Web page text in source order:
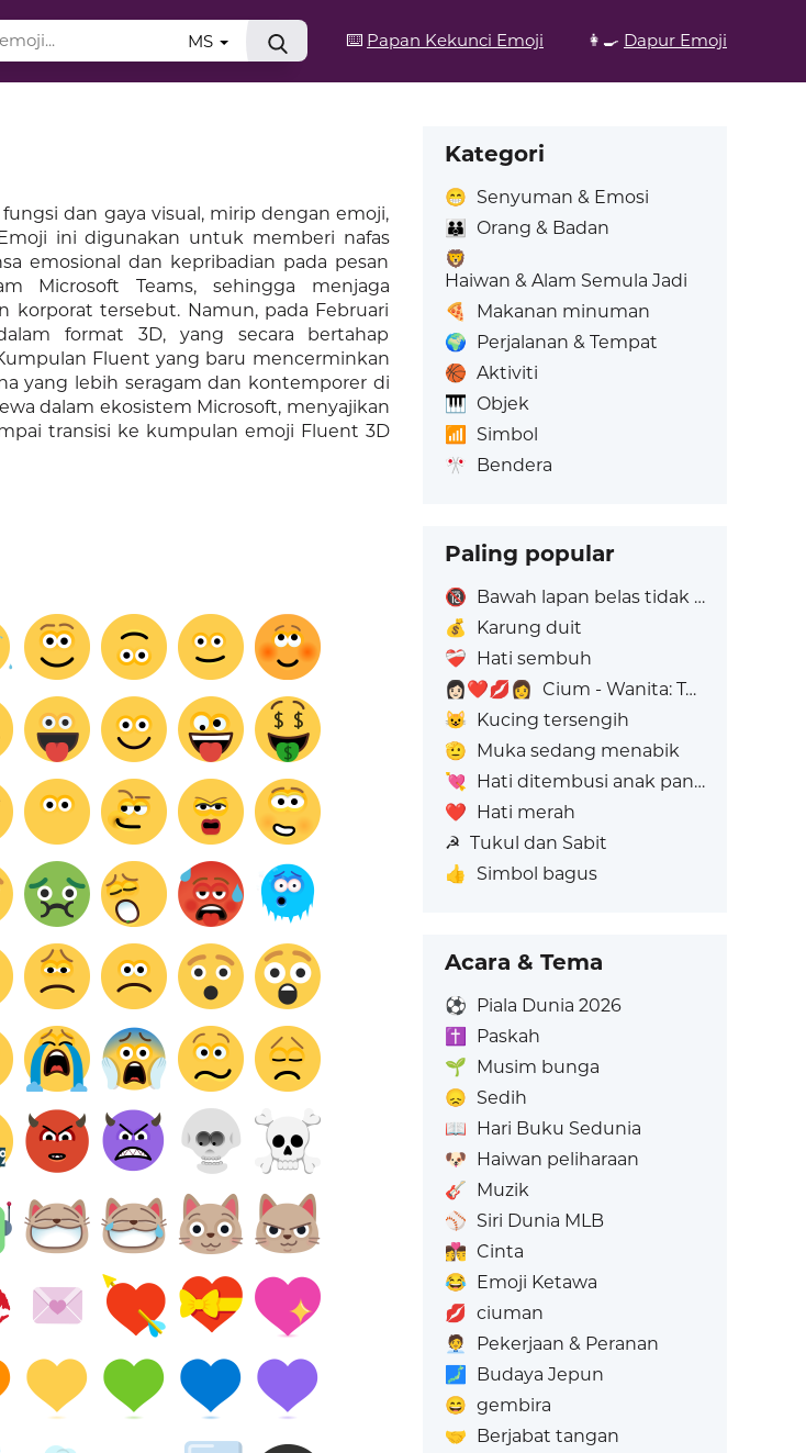
⌨️ Papan Kekunci Emoji 👩‍🍳 Dapur Emoji
MS
dan gaya visual, mirip dengan emoji,
ini digunakan untuk memberi nafas
emosional dan kepribadian pada pesan
Microsoft Teams, sehingga menjaga
korporat tersebut. Namun, pada Februari
format 3D, yang secara bertahap
Fluent yang baru mencerminkan
yang lebih seragam dan kontemporer di
dalam ekosistem Microsoft, menyajikan
transisi ke kumpulan emoji Fluent 3D
Kategori
😁 Senyuman & Emosi
👪
Orang & Badan
🦁
Haiwan & Alam Semula Jadi
🍕
Makanan minuman
🌍 Perjalanan & Tempat
🏀 Aktiviti
🎹 Objek
📶
Simbol
🎌 Bendera
Paling popular
🔞 Bawah lapan belas tidak dibenarkan
💰
Karung duit
❤️‍🩹 Hati sembuh
👩🏻‍❤️‍💋‍👩 Cium - Wanita: Ton Kulit Cerah, Wanita: Tiada Warna Kulit
😺 Kucing tersengih
🫡 Muka sedang menabik
💘 Hati ditembusi anak panah
❤️ Hati merah
☭ Tukul dan Sabit
👍
Simbol bagus
Acara & Tema
⚽ Piala Dunia 2026
✝️
Paskah
🌱 Musim bunga
😞 Sedih
📖 Hari Buku Sedunia
🐶 Haiwan peliharaan
🎸 Muzik
⚾ Siri Dunia MLB
👩‍❤️‍💋‍👨 Cinta
😂 Emoji Ketawa
💋 ciuman
🧑‍💼
Pekerjaan & Peranan
🗾
Budaya Jepun
😄 gembira
🤝 Berjabat tangan